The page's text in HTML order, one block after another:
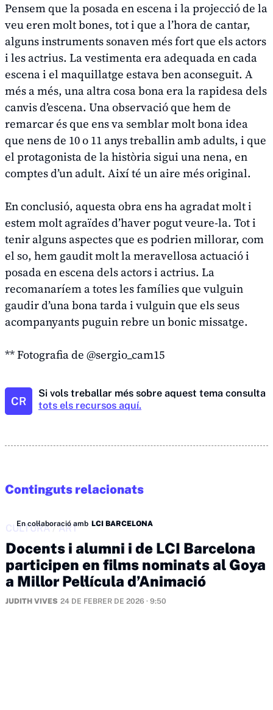
Pensem que la posada en escena i la projecció de la
veu eren molt bones, tot i que a l’hora de cantar,
alguns instruments sonaven més fort que els actors
i les actrius. La vestimenta era adequada en cada
escena i el maquillatge estava ben aconseguit. A
més a més, una altra cosa bona era la rapidesa dels
canvis d’escena. Una observació que hem de
remarcar és que ens va semblar molt bona idea
que nens de 10 o 11 anys treballin amb adults, i que
el protagonista de la història sigui una nena, en
comptes d’un adult. Així té un aire més original.
En conclusió, aquesta obra ens ha agradat molt i
estem molt agraïdes d’haver pogut veure-la. Tot i
tenir alguns aspectes que es podrien millorar, com
el so, hem gaudit molt la meravellosa actuació i
posada en escena dels actors i actrius. La
recomanaríem a totes les famílies que vulguin
gaudir d’una bona tarda i vulguin que els seus
acompanyants puguin rebre un bonic missatge.
** Fotografia de @sergio_cam15
CR
Si vols treballar més sobre aquest tema consulta
tots els recursos aquí.
Continguts relacionats
En col·laboració amb LCI BARCELONA
CULTURA/ART
Docents i alumni i de LCI Barcelona
participen en films nominats al Goya
a Millor Pel·lícula d’Animació
JUDITH VIVES 24 DE FEBRER DE 2026 · 9:50